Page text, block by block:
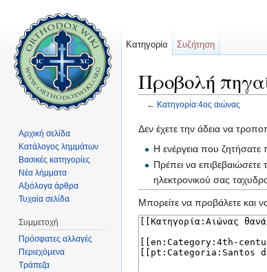
Προβολή
← Κατηγορία:4ος αιώνας
Δεν έχετε την άδεια να
Η ενέργεια που
Πρέπει να επιβεβαιώσετε
ηλεκτρονικού σας
Μπορείτε να προβάλετε και
Κατηγορία Συζήτηση
Αρχική σελίδα
Κατάλογος λημμάτων
Βασικές κατηγορίες
Νέα λήμματα
Αξιόλογα άρθρα
Τυχαία σελίδα
Συμμετοχή
Πρόσφατες αλλαγές
Περιεχόμενα
Τράπεζα